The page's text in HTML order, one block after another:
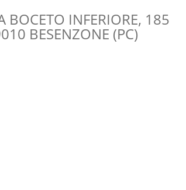
BOCETO INFERIORE, 185
BESENZONE (PC)